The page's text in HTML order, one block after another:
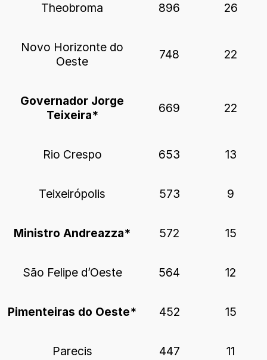
Theobroma 896 26
Novo Horizonte do
Oeste
748 22
Governador Jorge
Teixeira*
669 22
Rio Crespo 653 13
Teixeirópolis 573 9
Ministro Andreazza* 572 15
São Felipe d’Oeste 564 12
Pimenteiras do Oeste* 452 15
Parecis 447 11